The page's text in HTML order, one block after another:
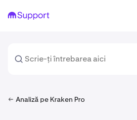
Analiză pe Kraken Pro